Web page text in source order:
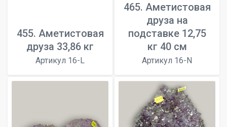
455. Аметистовая
друза 33,86 кг
Артикул 16-L
465. Аметистовая
друза на
подставке 12,75
кг 40 см
Артикул 16-N